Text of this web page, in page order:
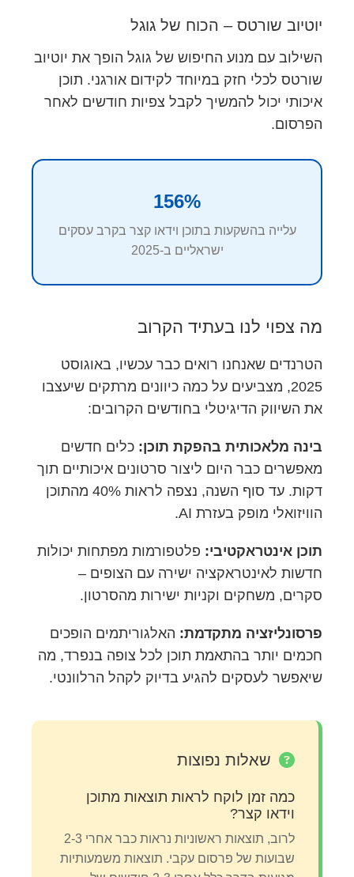
יוטיוב שורטס – הכוח של גוגל
השילוב עם מנוע החיפוש של גוגל הופך את יוטיוב
שורטס לכלי חזק במיוחד לקידום אורגני. תוכן
איכותי יכול להמשיך לקבל צפיות חודשים לאחר
הפרסום.
156%
עלייה בהשקעות בתוכן וידאו קצר בקרב עסקים
ישראליים ב-2025
מה צפוי לנו בעתיד הקרוב
הטרנדים שאנחנו רואים כבר עכשיו, באוגוסט
2025, מצביעים על כמה כיוונים מרתקים שיעצבו
את השיווק הדיגיטלי בחודשים הקרובים:
בינה מלאכותית בהפקת תוכן: כלים חדשים
מאפשרים כבר היום ליצור סרטונים איכותיים תוך
דקות. עד סוף השנה, נצפה לראות 40% מהתוכן
הוויזואלי מופק בעזרת AI.
תוכן אינטראקטיבי: פלטפורמות מפתחות יכולות
חדשות לאינטראקציה ישירה עם הצופים –
סקרים, משחקים וקניות ישירות מהסרטון.
פרסונליזציה מתקדמת: האלגוריתמים הופכים
חכמים יותר בהתאמת תוכן לכל צופה בנפרד, מה
שיאפשר לעסקים להגיע בדיוק לקהל הרלוונטי.
שאלות נפוצות
כמה זמן לוקח לראות תוצאות מתוכן
וידאו קצר?
לרוב, תוצאות ראשוניות נראות כבר אחרי 2-3
שבועות של פרסום עקבי. תוצאות משמעותיות